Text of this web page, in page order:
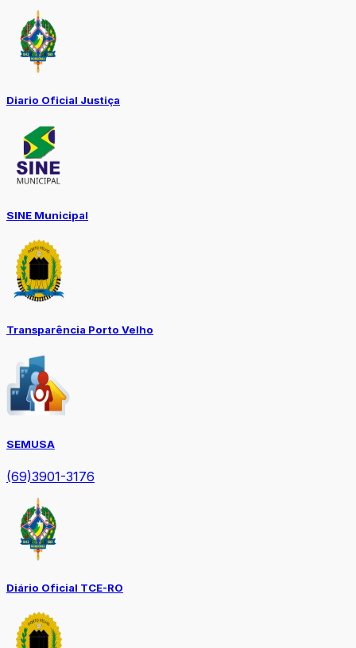
Diario Oficial Justiça
SINE Municipal
Transparência Porto Velho
SEMUSA
(69)3901-3176
Diário Oficial TCE-RO